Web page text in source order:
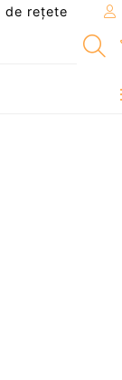
de rețete